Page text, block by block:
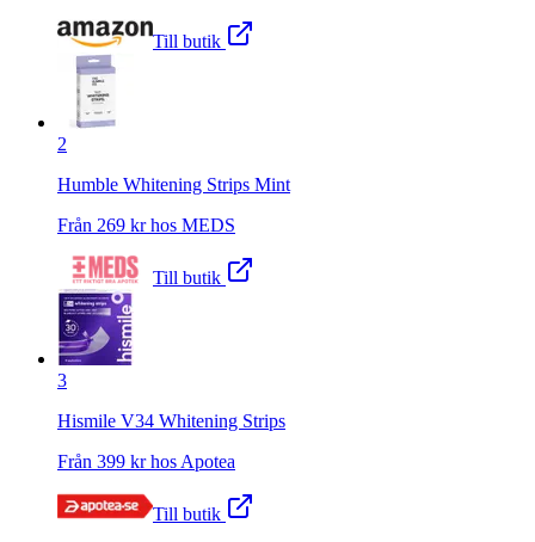
Till butik
2
Humble Whitening Strips Mint
Från 269 kr hos MEDS
Till butik
3
Hismile V34 Whitening Strips
Från 399 kr hos Apotea
Till butik